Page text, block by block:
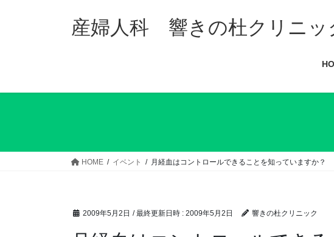
ス
ン
産婦人科 響きの杜クリニッ
HOME イベント 月経血はコントロールできることを知っていますか？
2009年5月2日 / 最終更新日時 : 2009年5月2日 響きの杜クリニック